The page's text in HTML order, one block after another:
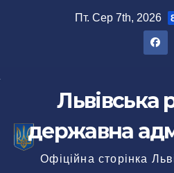
Пт. Сер 7th, 2026
Львівська
державна
Офіційна сторінка